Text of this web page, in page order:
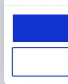
gesammelt